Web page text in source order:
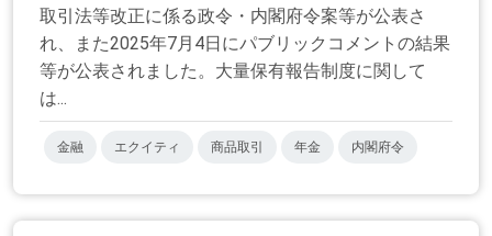
取引法等改正に係る政令・内閣府令案等が公表さ
れ、また2025年7月4日にパブリックコメントの結果
等が公表されました。大量保有報告制度に関して
は...
金融 エクイティ 商品取引 年金 内閣府令